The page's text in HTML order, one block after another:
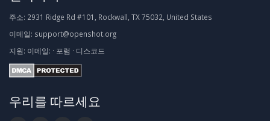
주소: 2931 Ridge Rd #101, Rockwall, TX 75032, United States
이메일: support@openshot.org
지원: 이메일: · 포럼 · 디스코드
우리를 따르세요